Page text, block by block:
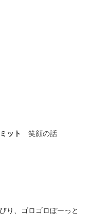
ット 笑顔の話
り、ゴロゴロぼーっと